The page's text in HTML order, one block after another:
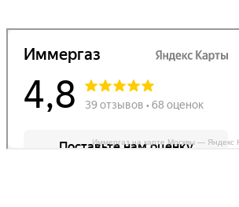
Иммергаз на карте Москвы — Яндекс